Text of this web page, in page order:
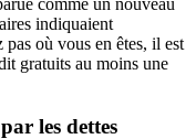
comme un nouveau
indiquaient
où vous en êtes, il est
gratuits au moins une
les dettes